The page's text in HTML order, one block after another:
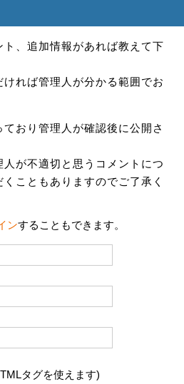
、追加情報があれば教えて下
ければ管理人が分かる範囲でお
おり管理人が確認後に公開さ
が不適切と思うコメントにつ
こともありますのでご了承く
ンすることもできます。
タグを使えます)